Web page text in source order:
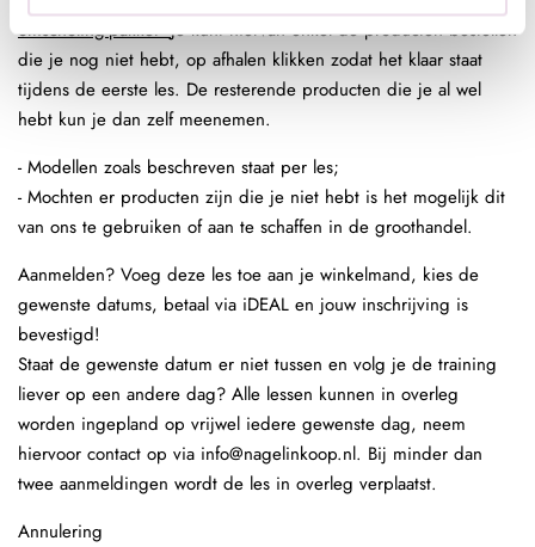
omscholing-pakketJe kunt hiervan enkel de producten bestellen
die je nog niet hebt, op afhalen klikken zodat het klaar staat
tijdens de eerste les. De resterende producten die je al wel
hebt kun je dan zelf meenemen.
- Modellen zoals beschreven staat per les;
- Mochten er producten zijn die je niet hebt is het mogelijk dit
van ons te gebruiken of aan te schaffen in de groothandel.
Aanmelden? Voeg deze les toe aan je winkelmand, kies de
gewenste datums, betaal via iDEAL en jouw inschrijving is
bevestigd!
Staat de gewenste datum er niet tussen en volg je de training
liever op een andere dag? Alle lessen kunnen in overleg
worden ingepland op vrijwel iedere gewenste dag, neem
hiervoor contact op via info@nagelinkoop.nl. Bij minder dan
twee aanmeldingen wordt de les in overleg verplaatst.
Annulering